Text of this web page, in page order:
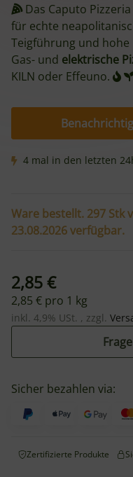
Das Caputo
für echte
Teigführung und
Gas- und elektrische
KILN oder Effeuno.
4 mal in den letzten
Ware bestellt. 297 Stk
23.08.2026 verfügbar.
2,85 €
2,85 € pro 1 kg
inkl. 4,9% USt. , zzgl.
Sicher bezahlen via:
Zertifizierte Produkte